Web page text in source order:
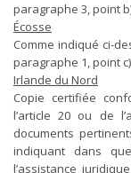
paragraphe 3, point
Écosse
Comme indiqué ci-
paragraphe 1, point
Irlande du Nord
Copie certifiée
l’article 20 ou de
documents
indiquant dans
l’assistance